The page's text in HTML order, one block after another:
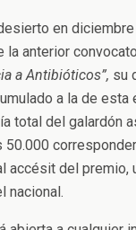
en
la anterior
a Antibióticos”, su
a la de esta
total del galardón
accésit del premio,
nacional.